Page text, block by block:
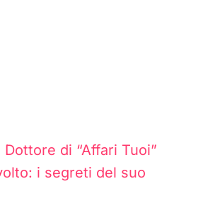
Dottore di “Affari Tuoi”
i segreti del suo